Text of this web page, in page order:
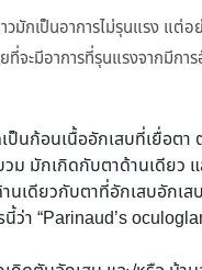
วมักเป็นอาการไม่รุนแรง แต่อ
จะมีอาการที่รุนแรงจากมีกา
ป็นก้อนเนื้ออักเสบที่เยื่อตา
วม มักเกิดกับตาด้านเดียว
นเดียวกับตาที่อักเสบอักเส
ว่า “Parinaud’s